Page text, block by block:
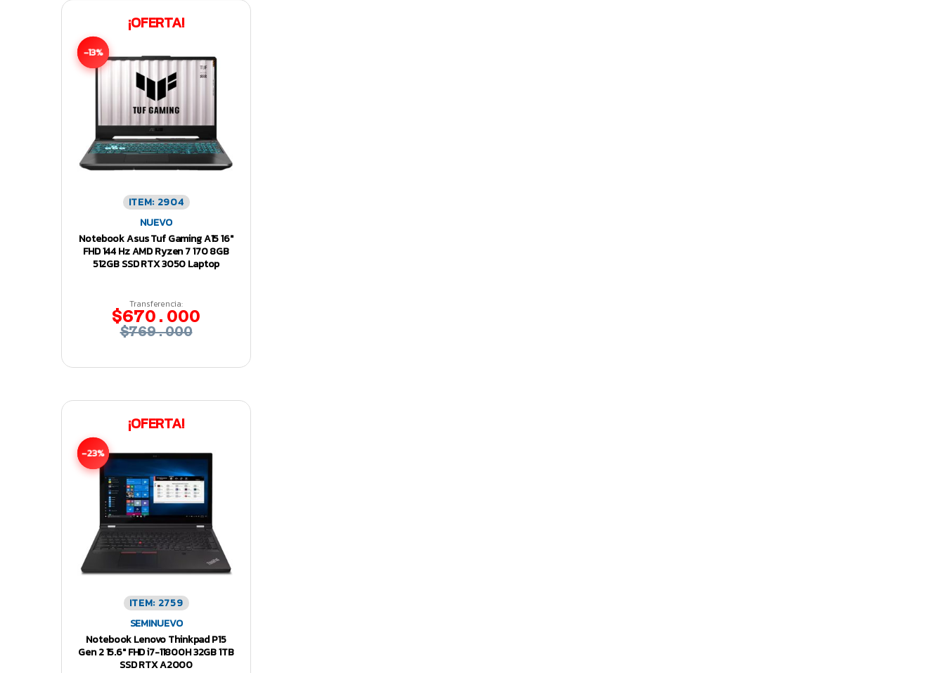
¡OFERTA!
-13%
ITEM: 2904
NUEVO
Notebook Asus Tuf Gaming A15 16″
FHD 144 Hz AMD Ryzen 7 170 8GB
512GB SSD RTX 3050 Laptop
Transferencia:
$670.000
$769.000
¡OFERTA!
-23%
ITEM: 2759
SEMINUEVO
Notebook Lenovo Thinkpad P15
Gen 2 15.6″ FHD i7-11800H 32GB 1TB
SSD RTX A2000